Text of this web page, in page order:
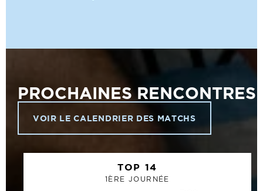
PROCHAINES RENCONTRES
VOIR LE CALENDRIER DES MATCHS
TOP 14
1ÈRE JOURNÉE